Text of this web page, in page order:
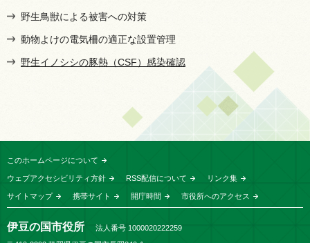
野生鳥獣による被害への対策
動物よけの電気柵の適正な設置管理
野生イノシシの豚熱（CSF）感染確認
このホームページについて
ウェブアクセシビリティ方針 RSS配信について リンク集
サイトマップ 携帯サイト 開庁時間 市役所へのアクセス
伊豆の国市役所
法人番号 1000020222259